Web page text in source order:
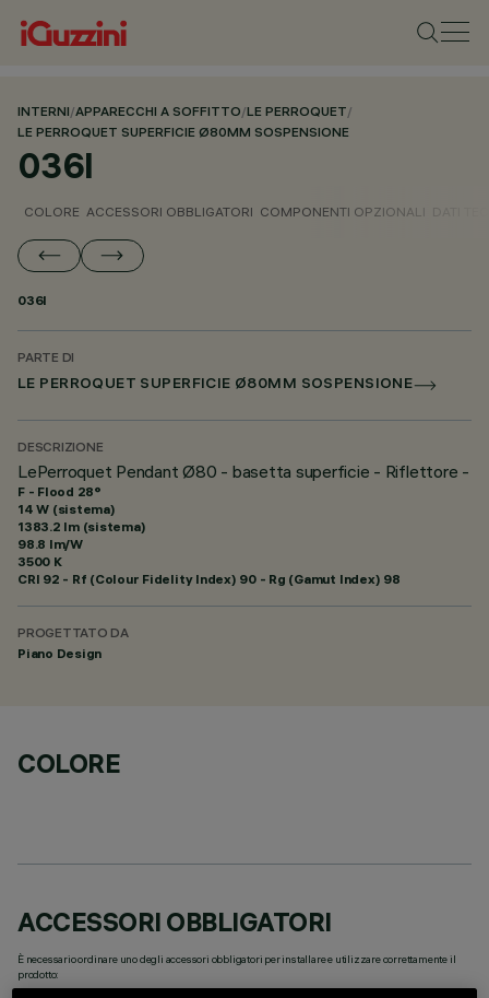
INTERNI/APPARECCHI A SOFFITTO/LE PERROQUET/
LE PERROQUET SUPERFICIE Ø80MM SOSPENSIONE
036I
COLORE ACCESSORI OBBLIGATORI COMPONENTI OPZIONALI
036I
PARTE DI
LE PERROQUET SUPERFICIE Ø80MM SOSPENSIONE
DESCRIZIONE
LePerroquet Pendant Ø80 - basetta superficie - Riflettore -
F - Flood 28°
14 W (sistema)
1383.2 lm (sistema)
98.8 lm/W
3500 K
CRI 92 - Rf (Colour Fidelity Index) 90 - Rg (Gamut Index) 98
PROGETTATO DA
Piano Design
COLORE
ACCESSORI OBBLIGATORI
È necessario ordinare uno degli accessori obbligatori per installare e utilizzare correttamente il
prodotto: